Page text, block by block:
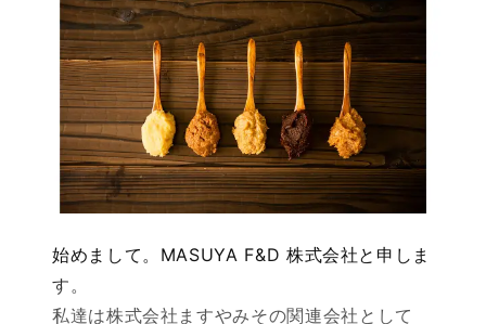
始めまして。MASUYA F&D 株式会社と申しま
す。
私達は株式会社ますやみその関連会社として